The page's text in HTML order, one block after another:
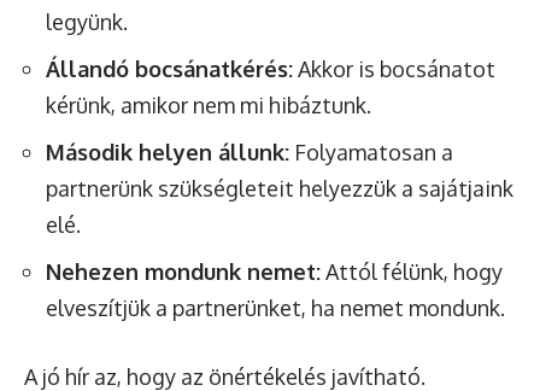
legyünk.
Állandó bocsánatkérés:Akkor is bocsánatot
kérünk, amikor nem mi hibáztunk.
Második helyen állunk: Folyamatosan a
partnerünk szükségleteit helyezzük a sajátjaink
elé.
Nehezen mondunk nemet:Attól félünk, hogy
elveszítjük a partnerünket, ha nemet mondunk.
A jó hír az, hogy az önértékelés javítható.